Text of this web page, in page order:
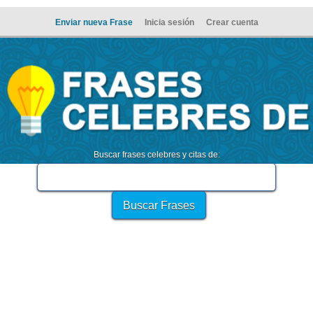
Enviar nueva Frase Inicia sesión Crear cuenta
Buscar frases celebres y citas de: